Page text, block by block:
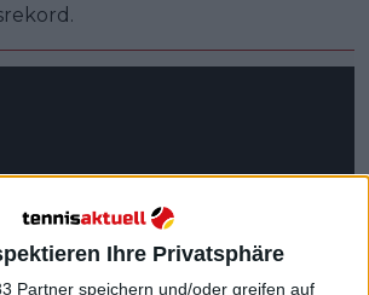
Ihre Privatsphäre
Partner speichern und/oder greifen auf